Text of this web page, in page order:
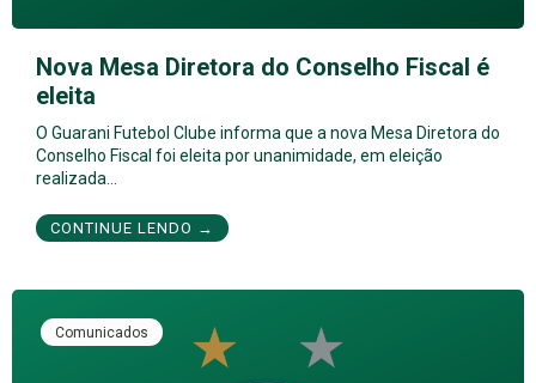
Nova Mesa Diretora do Conselho Fiscal é
eleita
O Guarani Futebol Clube informa que a nova Mesa Diretora do
Conselho Fiscal foi eleita por unanimidade, em eleição
realizada…
CONTINUE LENDO →
Comunicados